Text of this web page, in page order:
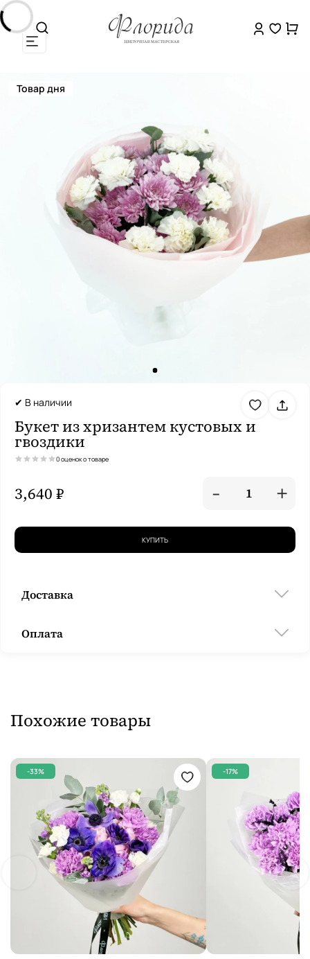
Товар дня
✔ В наличии
Букет из хризантем кустовых и
гвоздики
0 оценок о товаре
3,640 ₽ - 1 +
КУПИТЬ
Доставка
Оплата
Похожие товары
-33% -17%